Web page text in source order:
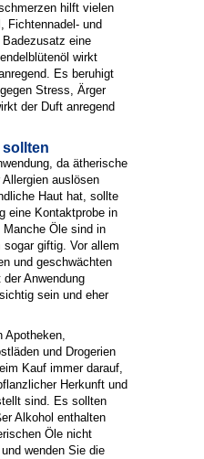
hilft vielen
Fichtennadel- und
eine
wirkt
Es beruhigt
Stress, Ärger
der Duft anregend
sollten
da ätherische
auslösen
Haut hat, sollte
eine Kontaktprobe in
Öle sind in
sogar giftig. Vor allem
und geschwächten
Anwendung
sein und eher
Apotheken,
und Drogerien
Kauf immer darauf,
Herkunft und
sind. Es sollten
Alkohol enthalten
Öle nicht
wenden Sie die